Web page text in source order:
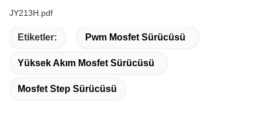
JY213H.pdf
Etiketler: Pwm Mosfet Sürücüsü
Yüksek Akım Mosfet Sürücüsü
Mosfet Step Sürücüsü